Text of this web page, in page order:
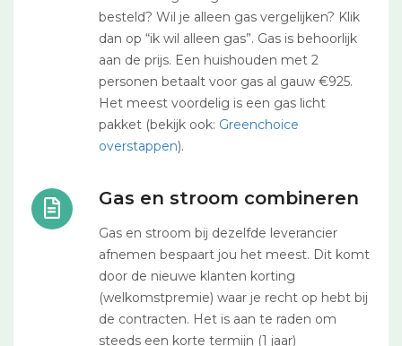
besteld? Wil je alleen gas vergelijken? Klik
dan op “ik wil alleen gas”. Gas is behoorlijk
aan de prijs. Een huishouden met 2
personen betaalt voor gas al gauw €925.
Het meest voordelig is een gas licht
pakket (bekijk ook: Greenchoice
overstappen).
Gas en stroom combineren
Gas en stroom bij dezelfde leverancier
afnemen bespaart jou het meest. Dit komt
door de nieuwe klanten korting
(welkomstpremie) waar je recht op hebt bij
de contracten. Het is aan te raden om
steeds een korte termijn (1 jaar)